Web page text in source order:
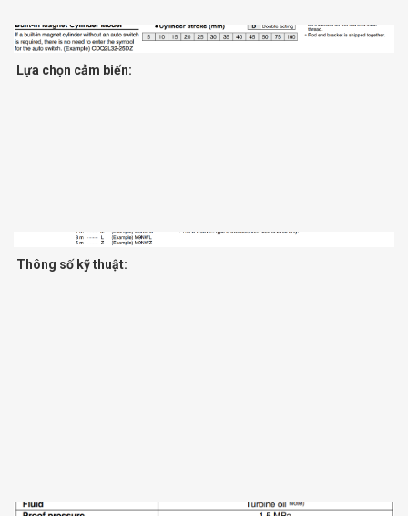
Lựa chọn cảm biến:
Thông số kỹ thuật: